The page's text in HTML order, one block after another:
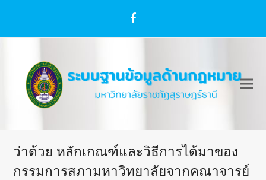
Facebook
ว่าด้วย หลักเกณฑ์และวิธีการได้มาของ
กรรมการสภามหาวิทยาลัยจากคณาจารย์